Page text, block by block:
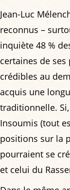
Jean-Luc
reconnus –
inquiète 48 %
certaines de
crédibles au
acquis une
traditionnelle.
Insoumis (tout
positions sur la
pourraient se
et celui du